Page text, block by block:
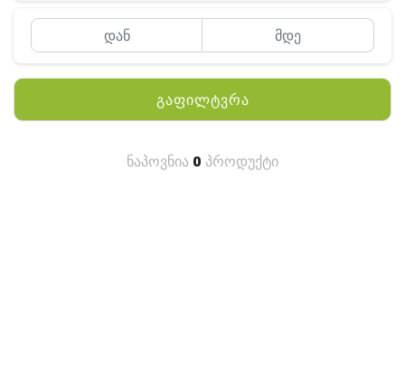
QYT
გაფილტვრა
ნაპოვნია0 პროდუქტი